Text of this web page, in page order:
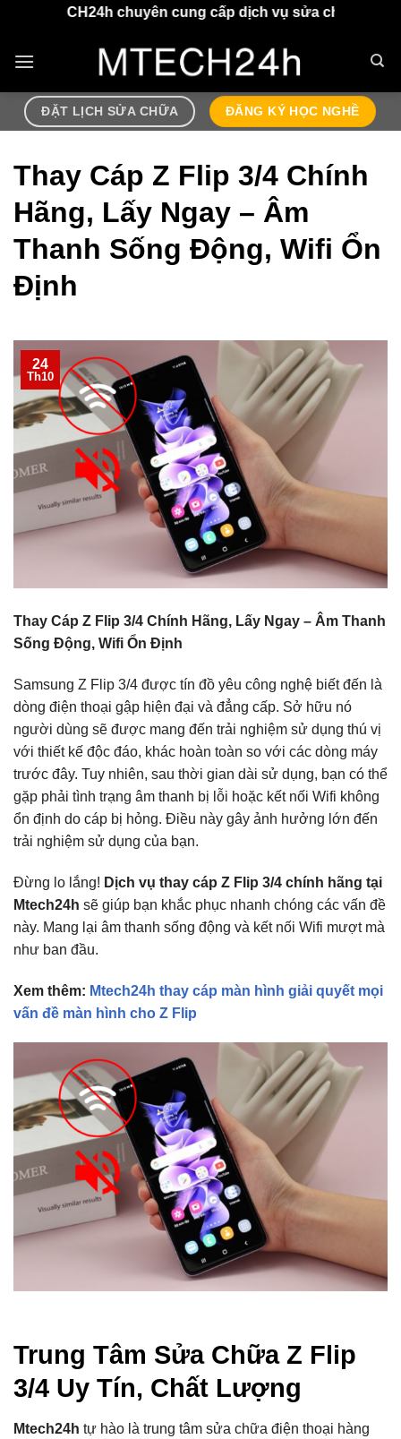
nội
chuyên cung cấp dịch vụ sửa chữa điện thoại,
ĐẶT LỊCH SỬA CHỮA ĐĂNG KÝ HỌC NGHỀ
Thay Cáp Z Flip 3/4 Chính
Hãng, Lấy Ngay – Âm
Thanh Sống Động, Wifi Ổn
Định
24
Th10
Thay Cáp Z Flip 3/4 Chính Hãng, Lấy Ngay – Âm Thanh
Sống Động, Wifi Ổn Định
Samsung Z Flip 3/4 được tín đồ yêu công nghệ biết đến là
dòng điện thoại gập hiện đại và đẳng cấp. Sở hữu nó
người dùng sẽ được mang đến trải nghiệm sử dụng thú vị
với thiết kế độc đáo, khác hoàn toàn so với các dòng máy
trước đây. Tuy nhiên, sau thời gian dài sử dụng, bạn có thể
gặp phải tình trạng âm thanh bị lỗi hoặc kết nối Wifi không
ổn định do cáp bị hỏng. Điều này gây ảnh hưởng lớn đến
trải nghiệm sử dụng của bạn.
Đừng lo lắng! Dịch vụ thay cáp Z Flip 3/4 chính hãng tại
Mtech24h sẽ giúp bạn khắc phục nhanh chóng các vấn đề
này. Mang lại âm thanh sống động và kết nối Wifi mượt mà
như ban đầu.
Xem thêm: Mtech24h thay cáp màn hình giải quyết mọi
vấn đề màn hình cho Z Flip
Trung Tâm Sửa Chữa Z Flip
3/4 Uy Tín, Chất Lượng
Mtech24h tự hào là trung tâm sửa chữa điện thoại hàng